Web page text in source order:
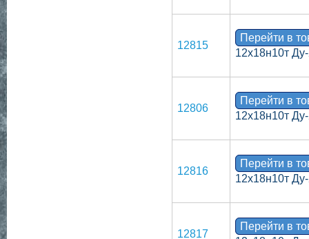
12815
Перейти в
12х18н10т
12806
Перейти в
12х18н10т
12816
Перейти в
12х18н10т
12817
Перейти в